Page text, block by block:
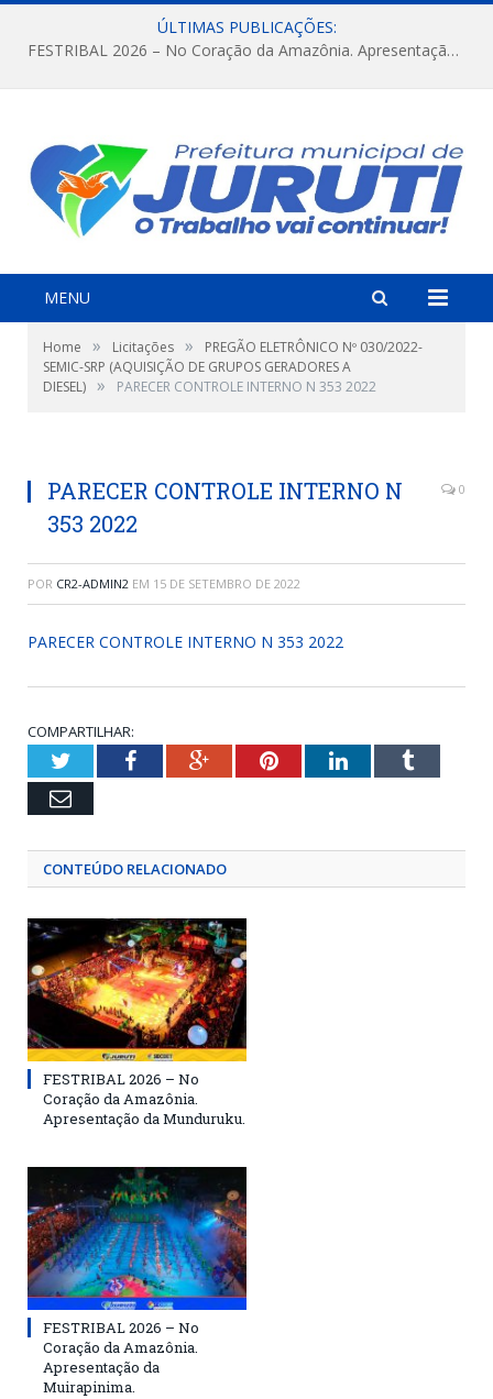
ÚLTIMAS PUBLICAÇÕES:
FESTRIBAL 2026 – No Coração da Amazônia. Apresentação da Munduruku.
MENU
Home » Licitações »
PREGÃO ELETRÔNICO Nº 030/2022-
SEMIC-SRP (AQUISIÇÃO DE GRUPOS GERADORES A
DIESEL) » PARECER CONTROLE INTERNO N 353 2022
PARECER CONTROLE INTERNO N
353 2022
0
POR CR2-ADMIN2 EM 15 DE SETEMBRO DE 2022
PARECER CONTROLE INTERNO N 353 2022
COMPARTILHAR:
TwitterFacebookGoogle+PinterestLinkedInTumblr
Email
CONTEÚDO RELACIONADO
FESTRIBAL 2026 – No
Coração da Amazônia.
Apresentação da Munduruku.
FESTRIBAL 2026 – No
Coração da Amazônia.
Apresentação da
Muirapinima.